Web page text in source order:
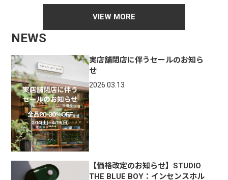
NEWS
実店舗閉店に伴うセールのお知ら
せ
2026.03.13
【価格改定のお知らせ】STUDIO
THE BLUE BOY：インセンスホル
VIEW MORE